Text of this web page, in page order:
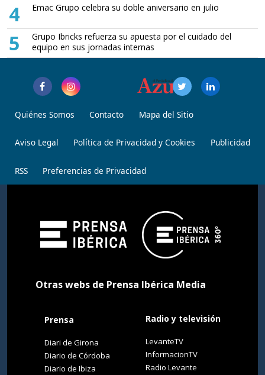
4 Emac Grupo celebra su doble aniversario en julio
5
Grupo Ibricks refuerza su apuesta por el cuidado del
equipo en sus jornadas internas
Quiénes Somos Contacto Mapa del Sitio
Aviso Legal Política de Privacidad y Cookies Publicidad
RSS Preferencias de Privacidad
Otras webs de Prensa Ibérica Media
Prensa
Diari de Girona
Diario de Córdoba
Diario de Ibiza
Radio y televisión
LevanteTV
InformacionTV
Radio Levante